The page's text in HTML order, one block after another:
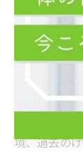
ルフストレ
り、腰の張
初回の整
初回の整体
境、過去の